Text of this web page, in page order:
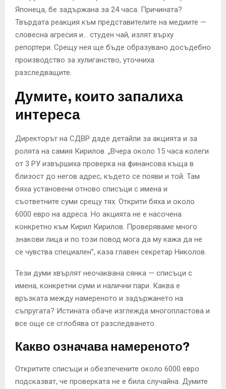
Японеца, бе задържана за 24 часа. Причината?
Твърдата реакция към представителите на медиите —
словесна агресия и… студен чай, излят върху
репортери. Срещу нея ще бъде образувано досъдебно
производство за хулиганство, уточниха
разследващите.
Думите, които запалиха
интереса
Директорът на СДВР даде детайли за акцията и за
ролята на самия Кирилов. „Вчера около 15 часа колеги
от 3 РУ извършиха проверка на финансова къща в
близост до негов адрес, където се появи и той. Там
бяха установени отново списъци с имена и
съответните суми срещу тях. Открити бяха и около
6000 евро на адреса. Но акцията не е насочена
конкретно към Кирил Кирилов. Проверяваме много
знакови лица и по този повод мога да му кажа да не
се чувства специален”, каза главен секретар Николов.
Тези думи хвърлят неочаквана сянка — списъци с
имена, конкретни суми и налични пари. Каква е
връзката между намереното и задържането на
съпругата? Истината обаче изглежда многопластова и
все още се сглобява от разследването.
Какво означава намереното?
Откритите списъци и обезпечените около 6000 евро
подсказват, че проверката не е била случайна. Думите